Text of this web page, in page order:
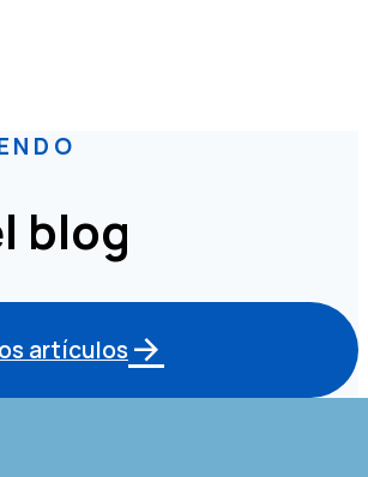
blog
artículos